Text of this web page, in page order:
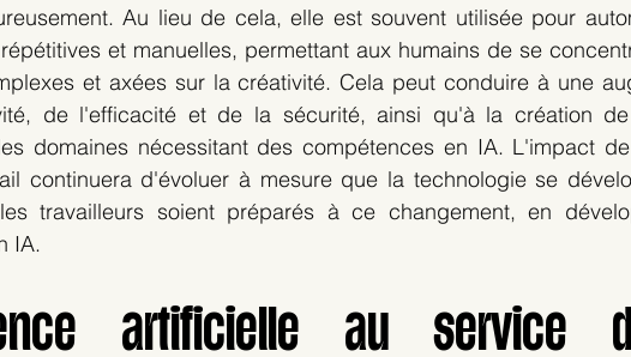
Au lieu de cela, elle est souvent utilisée pour
et manuelles, permettant aux humains de se
et axées sur la créativité. Cela peut conduire à une
de l'efficacité et de la sécurité, ainsi qu'à la création de
domaines nécessitant des compétences en IA. L'impact
continuera d'évoluer à mesure que la technologie se
travailleurs soient préparés à ce changement, en
IA.
artificielle au service